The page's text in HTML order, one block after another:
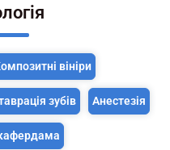
вініри
зубів Анестезія